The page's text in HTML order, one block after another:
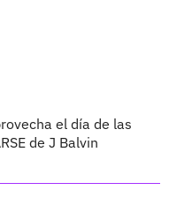
el día de las
de J Balvin